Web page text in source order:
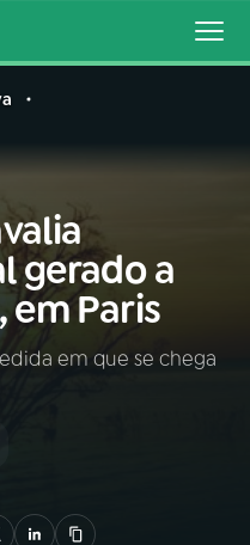
gerado a
em Paris
em que se chega